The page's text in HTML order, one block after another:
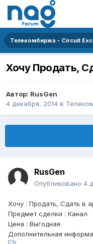
Телекомбиржа - Circuit
Хочу Продать,
Автор: RusGen
4 декабря, 2014 в
RusGen
Опубликовано 4
Хочу : Продать, Сдать в
Предмет сделки : Канал
Цена : Выгодная
Дополнительная